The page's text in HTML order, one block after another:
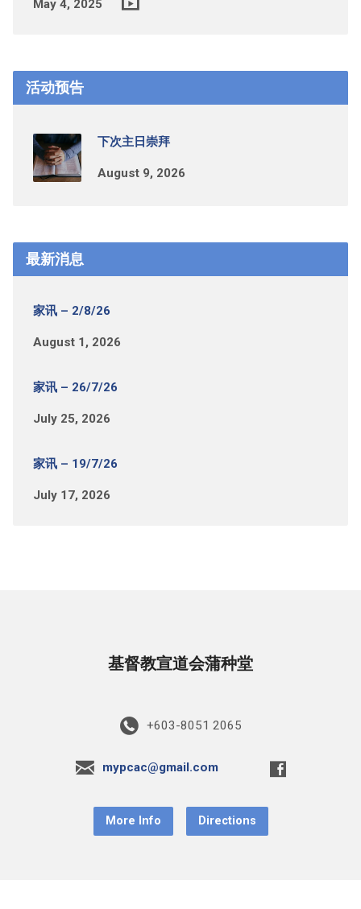
May 4, 2025
活动预告
下次主日崇拜
August 9, 2026
最新消息
家讯 – 2/8/26
August 1, 2026
家讯 – 26/7/26
July 25, 2026
家讯 – 19/7/26
July 17, 2026
基督教宣道会蒲种堂
+603-8051 2065
mypcac@gmail.com
More Info Directions